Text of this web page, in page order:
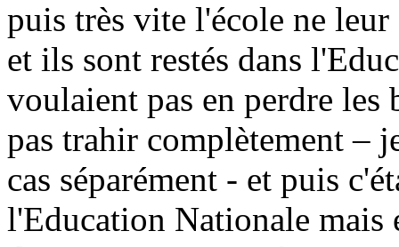
puis très vite l'école ne
et ils sont restés dans
voulaient pas en perdre
pas trahir complètement –
cas séparément - et puis
l'Education Nationale mais